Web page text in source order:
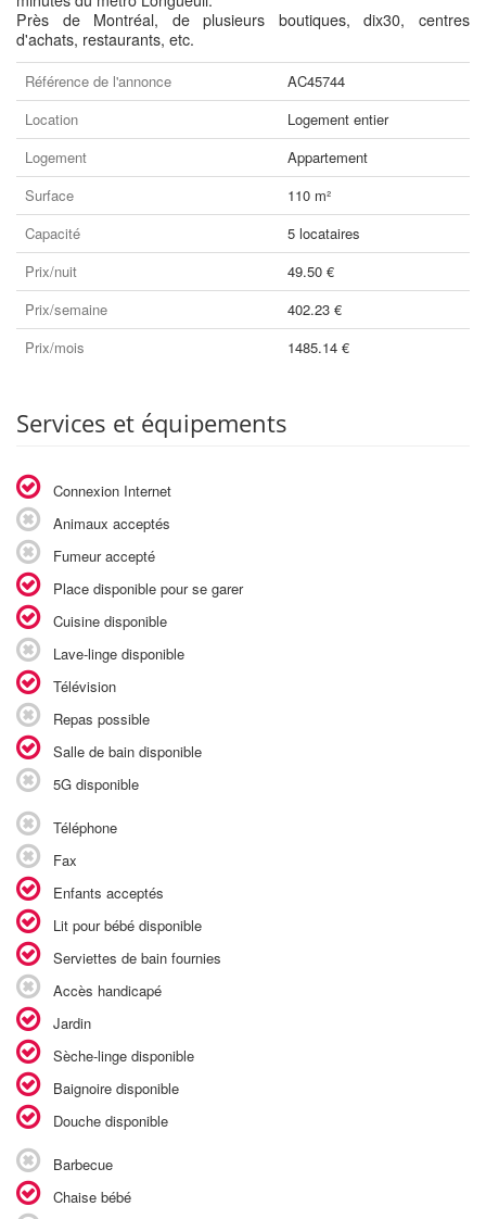
Près de Montréal, de plusieurs boutiques, dix30, centres
d'achats, restaurants, etc.
Référence de l'annonce
AC45744
Location
Logement entier
Logement
Appartement
Surface
110 m²
Capacité
5 locataires
Prix/nuit
49.50 €
Prix/semaine
402.23 €
Prix/mois
1485.14 €
Services et équipements
Connexion Internet
Animaux acceptés
Fumeur accepté
Place disponible pour se garer
Cuisine disponible
Lave-linge disponible
Télévision
Repas possible
Salle de bain disponible
5G disponible
Téléphone
Fax
Enfants acceptés
Lit pour bébé disponible
Serviettes de bain fournies
Accès handicapé
Jardin
Sèche-linge disponible
Baignoire disponible
Douche disponible
Barbecue
Chaise bébé